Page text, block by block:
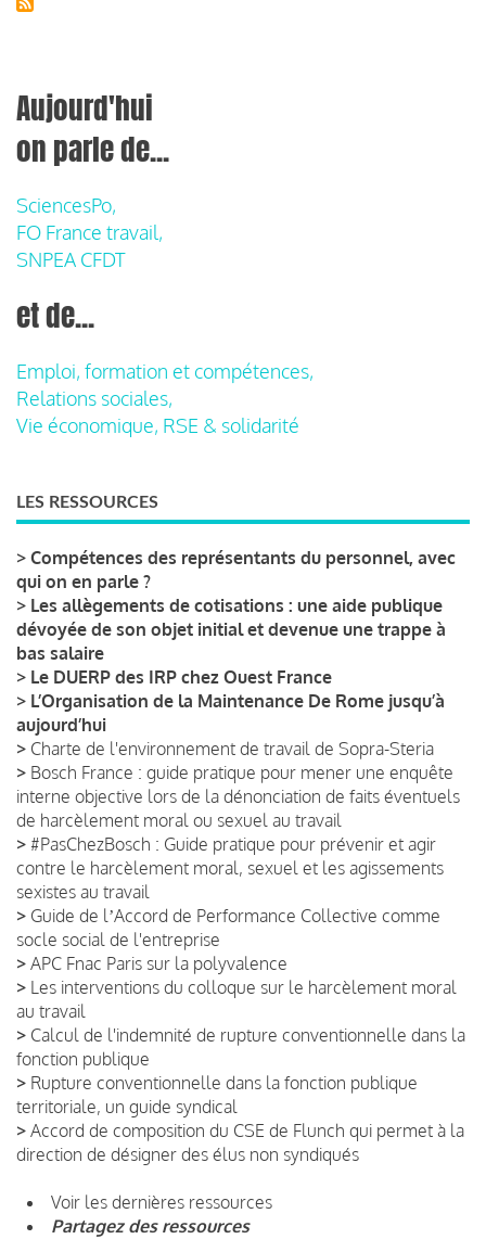
Aujourd'hui
on parle de...
SciencesPo,
FO France travail,
SNPEA CFDT
et de...
Emploi, formation et compétences,
Relations sociales,
Vie économique, RSE & solidarité
LES RESSOURCES
> Compétences des représentants du personnel, avec
qui on en parle ?
> Les allègements de cotisations : une aide publique
dévoyée de son objet initial et devenue une trappe à
bas salaire
> Le DUERP des IRP chez Ouest France
> L’Organisation de la Maintenance De Rome jusqu’à
aujourd’hui
> Charte de l'environnement de travail de Sopra-Steria
> Bosch France : guide pratique pour mener une enquête
interne objective lors de la dénonciation de faits éventuels
de harcèlement moral ou sexuel au travail
> #PasChezBosch : Guide pratique pour prévenir et agir
contre le harcèlement moral, sexuel et les agissements
sexistes au travail
> Guide de lʼAccord de Performance Collective comme
socle social de l'entreprise
> APC Fnac Paris sur la polyvalence
> Les interventions du colloque sur le harcèlement moral
au travail
> Calcul de l'indemnité de rupture conventionnelle dans la
fonction publique
> Rupture conventionnelle dans la fonction publique
territoriale, un guide syndical
> Accord de composition du CSE de Flunch qui permet à la
direction de désigner des élus non syndiqués
Voir les dernières ressources
Partagez des ressources